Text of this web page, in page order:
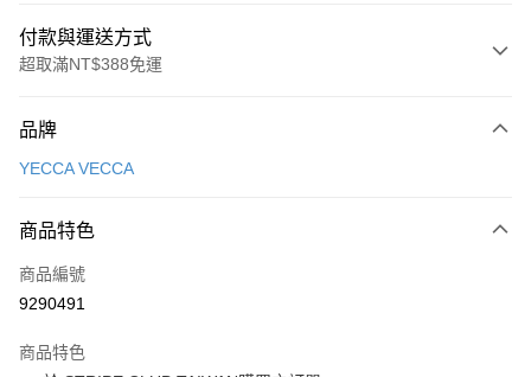
付款與運送方式
超取滿NT$388免運
信用卡一次付款
3 期 0 利率 每期
合作金庫商業銀行
上海商業儲蓄銀行
臺灣中小企業銀行
超商取貨付款
LINE Pay
Apple Pay
品牌
YECCA VECCA
商品特色
商品編號
9290491
商品特色